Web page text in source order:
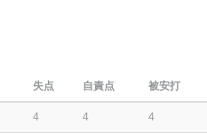
失点 自責点 被安打
4 4 4